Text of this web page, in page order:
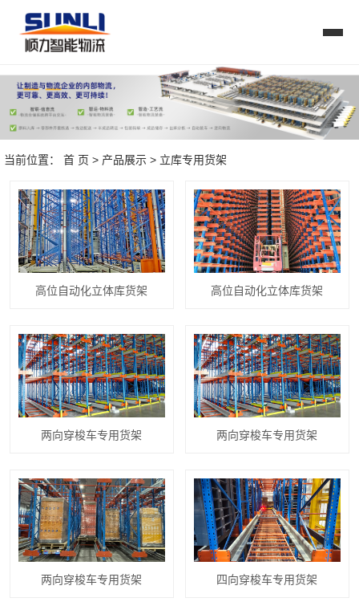
当前位置： 首 页 > 产品展示 > 立库专用货架
高位自动化立体库货架 高位自动化立体库货架
两向穿梭车专用货架 两向穿梭车专用货架
两向穿梭车专用货架 四向穿梭车专用货架